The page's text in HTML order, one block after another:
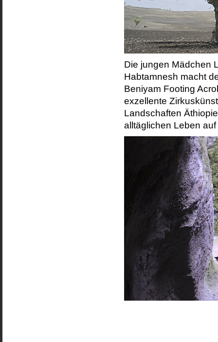
Die jungen Mädchen
Habtamnesh macht
Beniyam Footing
exzellente
Landschaften
alltäglichen Leben